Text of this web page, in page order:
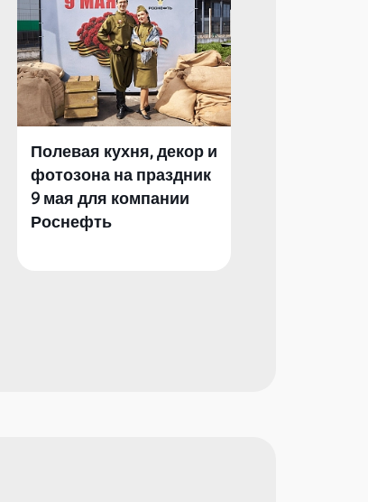
Полевая кухня, декор и
фотозона на праздник
9 мая для компании
Роснефть